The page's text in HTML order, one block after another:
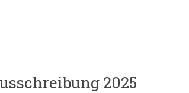
2025